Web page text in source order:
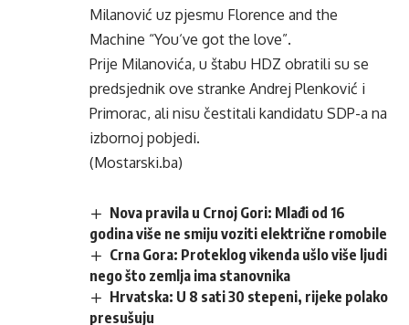
Milanović uz pjesmu Florence and the
Machine “You‘ve got the love”.
Prije Milanovića, u štabu HDZ obratili su se
predsjednik ove stranke Andrej Plenković i
Primorac, ali nisu čestitali kandidatu SDP-a na
izbornoj pobjedi.
(Mostarski.ba)
Nova pravila u Crnoj Gori: Mlađi od 16
godina više ne smiju voziti električne romobile
Crna Gora: Proteklog vikenda ušlo više ljudi
nego što zemlja ima stanovnika
Hrvatska: U 8 sati 30 stepeni, rijeke polako
presušuju